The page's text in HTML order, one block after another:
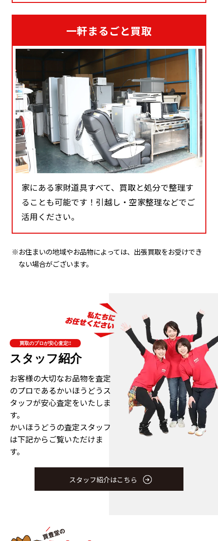
一軒まるごと買取
家にある家財道具すべて、買取と処分で整理す
ることも可能です！引越し・空家整理などでご
活用ください。
※お住まいの地域やお品物によっては、出張買取をお受けでき
ない場合がございます。
買取のプロが安心査定!!
スタッフ紹介
お客様の大切なお品物を査定
のプロであるかいほうどうス
タッフが安心査定をいたしま
す。
かいほうどうの査定スタッフ
は下記からご覧いただけま
す。
スタッフ紹介はこちら